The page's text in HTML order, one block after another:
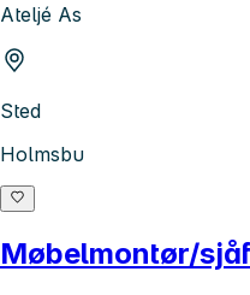
Ateljé As
Sted
Holmsbu
Møbelmontør/